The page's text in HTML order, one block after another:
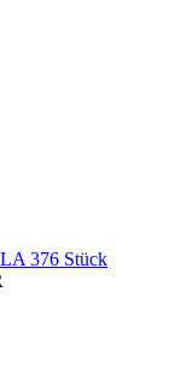
376 Stück